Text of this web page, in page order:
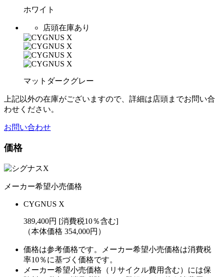
ホワイト
店頭在庫あり
マットダークグレー
上記以外の在庫がございますので、詳細は店頭までお問い合
わせください。
お問い合わせ
価格
メーカー希望小売価格
CYGNUS X
389,400円 [消費税10％含む]
（本体価格 354,000円）
価格は参考価格です。メーカー希望小売価格は消費税
率10％に基づく価格です。
メーカー希望小売価格（リサイクル費用含む）には保